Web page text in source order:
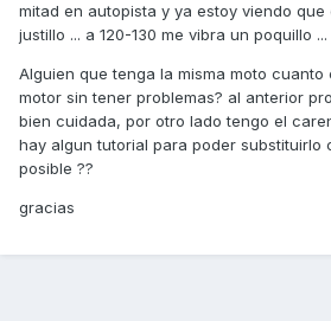
mitad en autopista y ya estoy viendo
justillo ... a 120-130 me vibra un poquillo ...
Alguien que tenga la misma moto
motor sin tener problemas? al anterior
bien cuidada, por otro lado tengo el
hay algun tutorial para poder substituirlo
posible ??
gracias